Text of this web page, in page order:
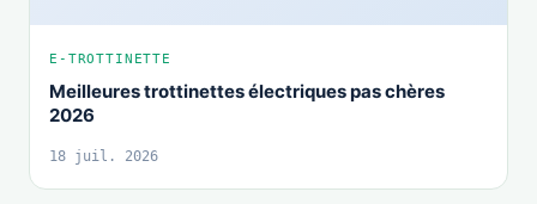
E-TROTTINETTE
Meilleures trottinettes électriques pas chères
2026
18 juil. 2026